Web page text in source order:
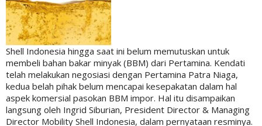
Shell Indonesia hingga saat ini belum memutuskan untuk
membeli bahan bakar minyak (BBM) dari Pertamina. Kendati
telah melakukan negosiasi dengan Pertamina Patra Niaga,
kedua belah pihak belum mencapai kesepakatan dalam hal
aspek komersial pasokan BBM impor. Hal itu disampaikan
langsung oleh Ingrid Siburian, President Director & Managing
Director Mobility Shell Indonesia, dalam pernyataan resminya.